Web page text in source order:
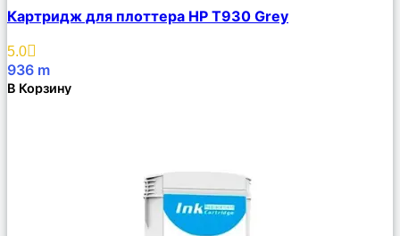
Описание
Избранное
Картридж для плоттера HP T930 Grey
5.0
936 m
В Корзину